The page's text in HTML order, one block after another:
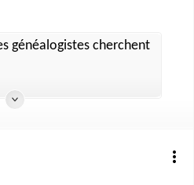
passé.
généalogistes cherchent